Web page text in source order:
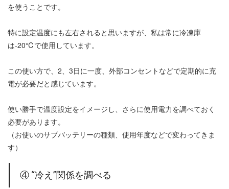
を使うことです。
特に設定温度にも左右されると思いますが、私は常に冷凍庫
は-20℃で使用しています。
この使い方で、2、3日に一度、外部コンセントなどで定期的に充
電が必要だと感じています。
使い勝手で温度設定をイメージし、さらに使用電力を調べておく
必要があります。
（お使いのサブバッテリーの種類、使用年度などで変わってきま
す）
④ “冷え”関係を調べる